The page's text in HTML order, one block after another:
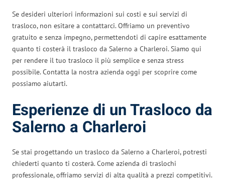
Se desideri ulteriori informazioni sui costi e sui servizi di
trasloco, non esitare a contattarci. Offriamo un preventivo
gratuito e senza impegno, permettendoti di capire esattamente
quanto ti costerà il trasloco da Salerno a Charleroi. Siamo qui
per rendere il tuo trasloco il più semplice e senza stress
possibile. Contatta la nostra azienda oggi per scoprire come
possiamo aiutarti.
Esperienze di un Trasloco da
Salerno a Charleroi
Se stai progettando un trasloco da Salerno a Charleroi, potresti
chiederti quanto ti costerà. Come azienda di traslochi
professionale, offriamo servizi di alta qualità a prezzi competitivi.